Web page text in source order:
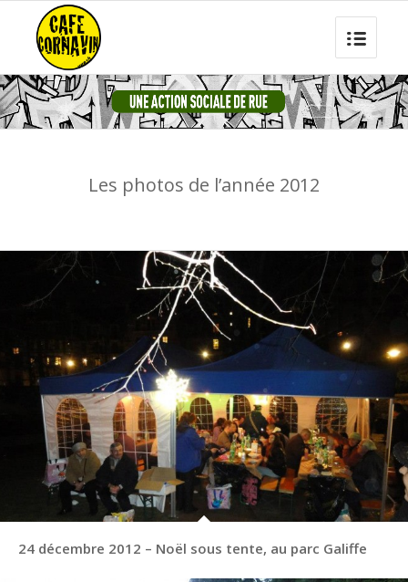
Les photos de l’année 2012
24 décembre 2012 – Noël sous tente, au parc Galiffe